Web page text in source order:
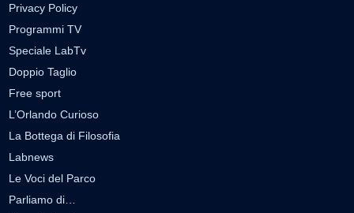
Privacy Policy
Programmi TV
Speciale LabTv
Doppio Taglio
Free sport
L’Orlando Curioso
La Bottega di Filosofia
Labnews
Le Voci del Parco
Parliamo di…